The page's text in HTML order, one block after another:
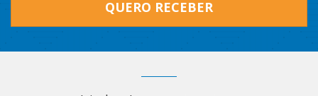
QUERO RECEBER